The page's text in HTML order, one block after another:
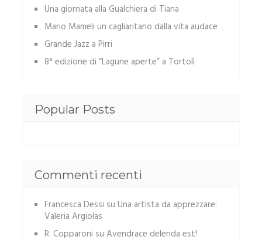
Una giornata alla Gualchiera di Tiana
Mario Mameli un cagliaritano dalla vita audace
Grande Jazz a Pirri
8° edizione di “Lagune aperte” a Tortolì
Popular Posts
Commenti recenti
Francesca Dessi su Una artista da apprezzare:
Valeria Argiolas
R. Copparoni su Avendrace delenda est!